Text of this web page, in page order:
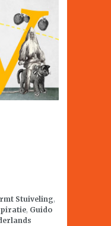
Stuiveling,
, Guido